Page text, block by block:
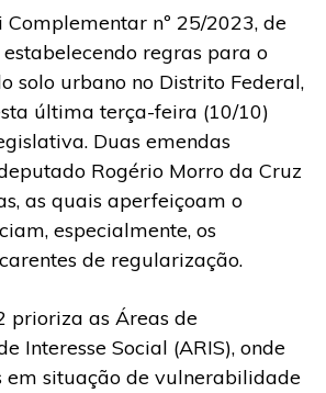
Complementar nº 25/2023, de
regras para o
solo urbano no Distrito Federal,
última terça-feira (10/10)
Duas emendas
Rogério Morro da Cruz
as quais aperfeiçoam o
especialmente, os
de regularização.
prioriza as Áreas de
Interesse Social (ARIS), onde
em situação de vulnerabilidade